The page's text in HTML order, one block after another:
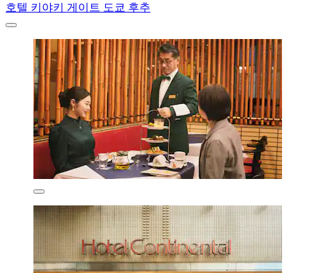
호텔 키야키 게이트 도쿄 후추